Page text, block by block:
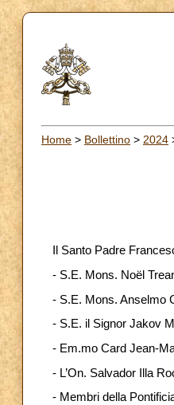
Home > Bollettino > 2024
Il Santo Padre
- S.E. Mons. Noël
- S.E. Mons. Anselmo
- S.E. il Signor Jakov
- Em.mo Card Jean-
- L’On. Salvador Illa
- Membri della